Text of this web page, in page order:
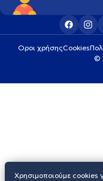
Οροι χρήσηςCookies
©
Χρησιμοποιούμε cookies